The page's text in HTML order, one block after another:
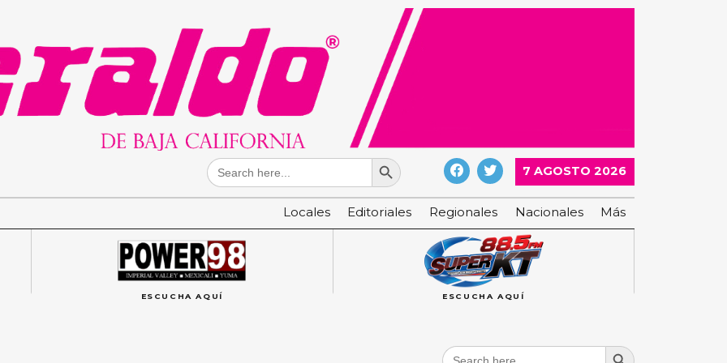
Search
for:
Search Button
7 AGOSTO 2026
Locales Editoriales Regionales Nacionales Más
ESCUCHA AQUÍ ESCUCHA AQUÍ
Search
Search Button